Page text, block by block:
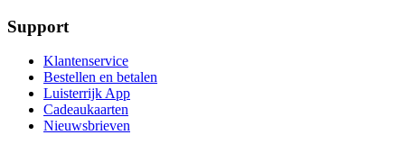
Support
Klantenservice
Bestellen en betalen
Luisterrijk App
Cadeaukaarten
Nieuwsbrieven